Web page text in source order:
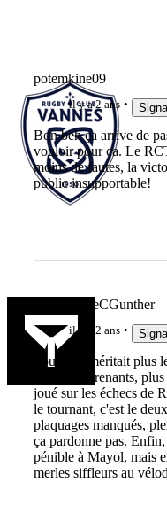
potemkine09
il y a 2 ans
Bon beh ça arrive de
vouloir pour ça. Le
moins de fautes, la
public insupportable!
lebonbernieCGunther
il y a 2 ans
Toulouse méritait plus
plus entreprenants,
joué sur les échecs de
le tournant, c'est le
plaquages manqués,
ça pardonne pas.
pénible à Mayol, mais
merles siffleurs au